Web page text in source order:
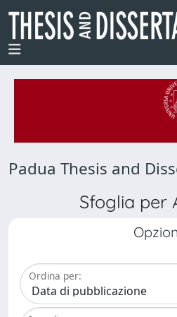
Padua Thesis and
Sfoglia per
Ordina per: